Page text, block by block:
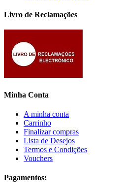
Livro de Reclamações
Minha Conta
A minha conta
Carrinho
Finalizar compras
Lista de Desejos
Termos e Condições
Vouchers
Pagamentos: